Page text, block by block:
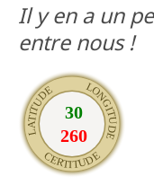
Il y en a un
entre nous !